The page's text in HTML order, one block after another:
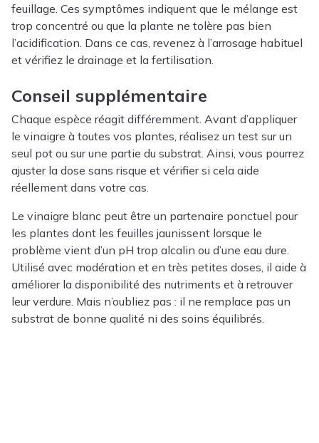
feuillage. Ces symptômes indiquent que le mélange est
trop concentré ou que la plante ne tolère pas bien
l’acidification. Dans ce cas, revenez à l’arrosage habituel
et vérifiez le drainage et la fertilisation.
Conseil supplémentaire
Chaque espèce réagit différemment. Avant d’appliquer
le vinaigre à toutes vos plantes, réalisez un test sur un
seul pot ou sur une partie du substrat. Ainsi, vous pourrez
ajuster la dose sans risque et vérifier si cela aide
réellement dans votre cas.
Le vinaigre blanc peut être un partenaire ponctuel pour
les plantes dont les feuilles jaunissent lorsque le
problème vient d’un pH trop alcalin ou d’une eau dure.
Utilisé avec modération et en très petites doses, il aide à
améliorer la disponibilité des nutriments et à retrouver
leur verdure. Mais n’oubliez pas : il ne remplace pas un
substrat de bonne qualité ni des soins équilibrés.